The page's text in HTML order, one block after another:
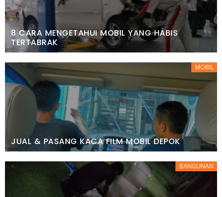
8 CARA MENGETAHUI MOBIL YANG HABIS
TERTABRAK
MOBIL
JUAL & PASANG KACA FILM MOBIL DEPOK
BANGUNAN